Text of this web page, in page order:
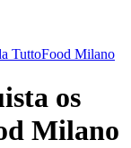
TuttoFood Milano
os
Milano